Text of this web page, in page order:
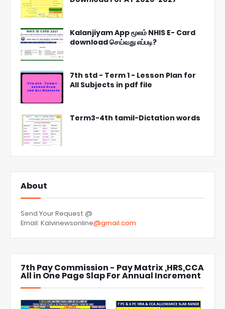
Kalanjiyam App மூலம் NHIS E- Card
download செய்வது எப்படி?
7th std - Term 1 - Lesson Plan for
All Subjects in pdf file
Term3-4th tamil-Dictation words
About
Send Your Request @
Email: Kalvinewsonline@gmail.com
7th Pay Commission - Pay Matrix ,HRS,CCA
All in One Page Slap For Annual Increment